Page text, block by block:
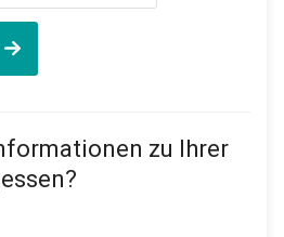
zu Ihrer